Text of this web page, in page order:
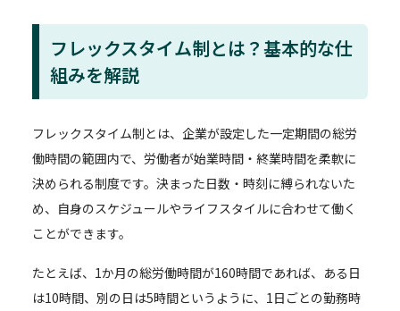
フレックスタイム制とは？基本的な仕
組みを解説
フレックスタイム制とは、企業が設定した一定期間の総労
働時間の範囲内で、労働者が始業時間・終業時間を柔軟に
決められる制度です。決まった日数・時刻に縛られないた
め、自身のスケジュールやライフスタイルに合わせて働く
ことができます。
たとえば、1か月の総労働時間が160時間であれば、ある日
は10時間、別の日は5時間というように、1日ごとの勤務時